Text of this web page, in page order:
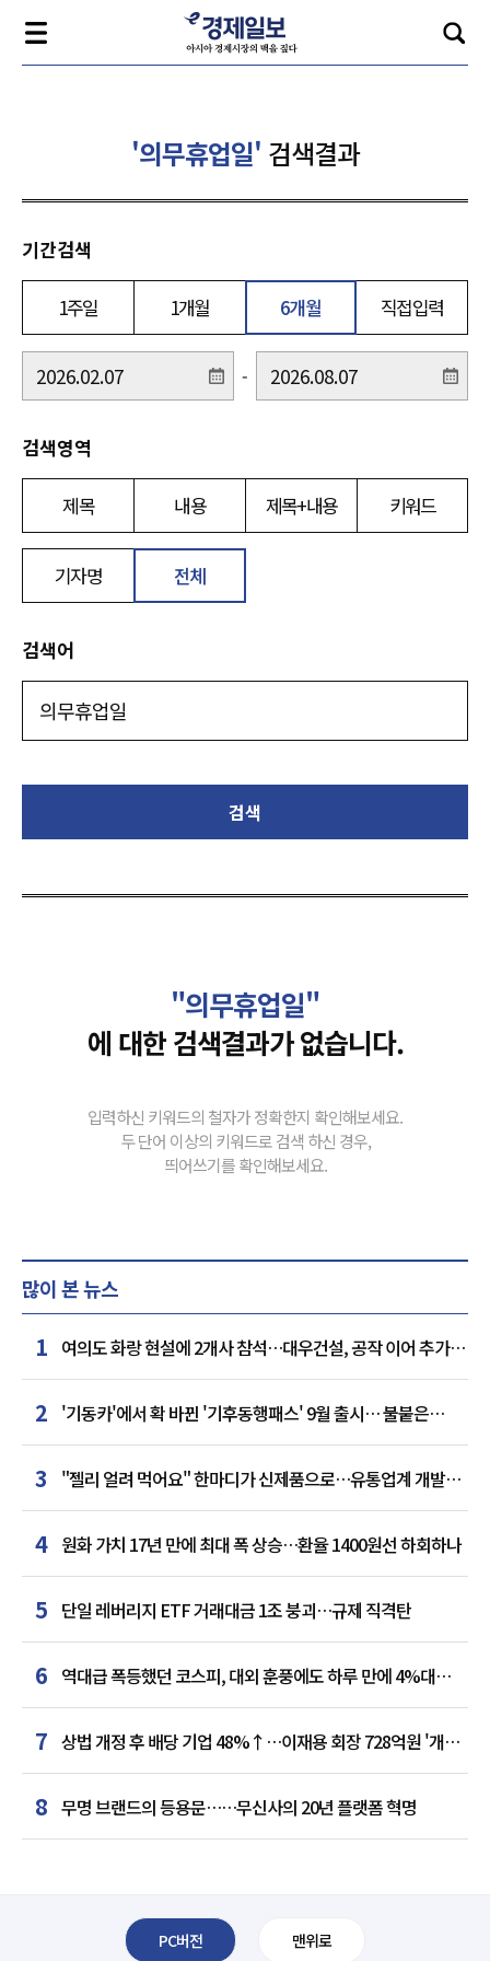
'의무휴업일' 검색결과
기간검색
1주일 1개월 6개월 직접입력
-
검색영역
제목 내용 제목+내용 키워드
기자명 전체
검색어
검색
"의무휴업일"
에 대한 검색결과가 없습니다.
입력하신 키워드의 철자가 정확한지 확인해보세요.
두 단어 이상의 키워드로 검색 하신 경우,
띄어쓰기를 확인해보세요.
많이 본 뉴스
1 여의도 화랑 현설에 2개사 참석…대우건설, 공작 이어 추가
거점 확보하나
2 '기동카'에서 확 바뀐 '기후동행패스' 9월 출시… 불붙은
카드사 경쟁
3
"젤리 얼려 먹어요" 한마디가 신제품으로…유통업계 개발실
된 SNS
4 원화 가치 17년 만에 최대 폭 상승…환율 1400원선 하회하나
5 단일 레버리지 ETF 거래대금 1조 붕괴…규제 직격탄
6 역대급 폭등했던 코스피, 대외 훈풍에도 하루 만에 4%대
급락
7 상법 개정 후 배당 기업 48%↑…이재용 회장 728억원 '개인
최다'
8 무명 브랜드의 등용문……무신사의 20년 플랫폼 혁명
PC버전 맨위로